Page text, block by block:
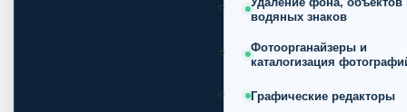
водяных знаков
Фотоорганайзеры и
каталогизация
Графические редакторы